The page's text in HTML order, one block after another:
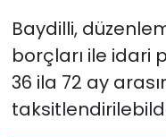
Baydilli,
borçları ile idari
36 ila 72 ay